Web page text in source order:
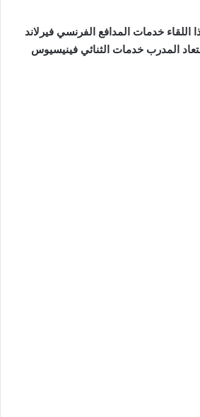
اللقاء خدمات المدافع الفرنسي فيرلاند
المدرب خدمات الثنائي فينيسيوس